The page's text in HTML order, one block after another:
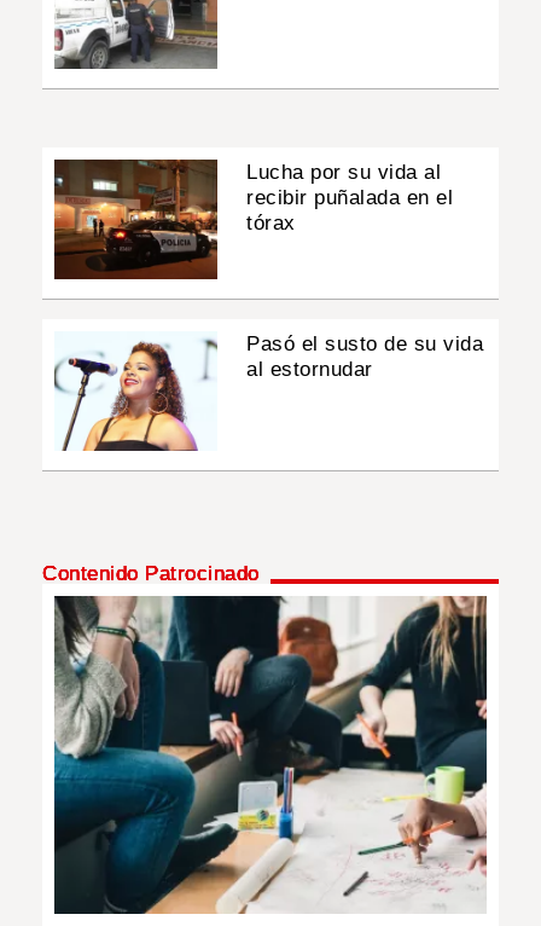
Lucha por su vida al
recibir puñalada en el
tórax
Pasó el susto de su vida
al estornudar
Contenido Patrocinado